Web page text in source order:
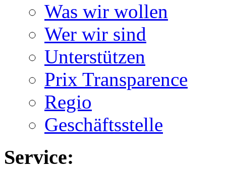
Was wir wollen
Wer wir sind
Unterstützen
Prix Transparence
Regio
Geschäftsstelle
Service: